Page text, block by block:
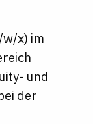
w/x) im
und
der